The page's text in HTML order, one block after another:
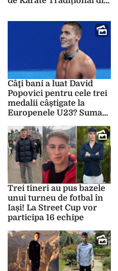
Câţi bani a luat David
Popovici pentru cele trei
medalii câștigate la
Europenele U23? Suma
Trei tineri au pus bazele
unui turneu de fotbal în
Iași! La Street Cup vor
participa 16 echipe